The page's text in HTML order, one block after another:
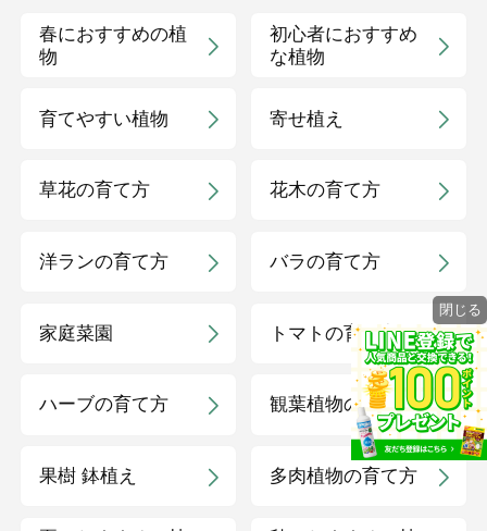
春におすすめの植
物
初心者におすすめ
な植物
育てやすい植物 寄せ植え
草花の育て方 花木の育て方
洋ランの育て方 バラの育て方
家庭菜園 トマトの育て方
ハーブの育て方 観葉植物の育て方
果樹 鉢植え 多肉植物の育て方
閉じる